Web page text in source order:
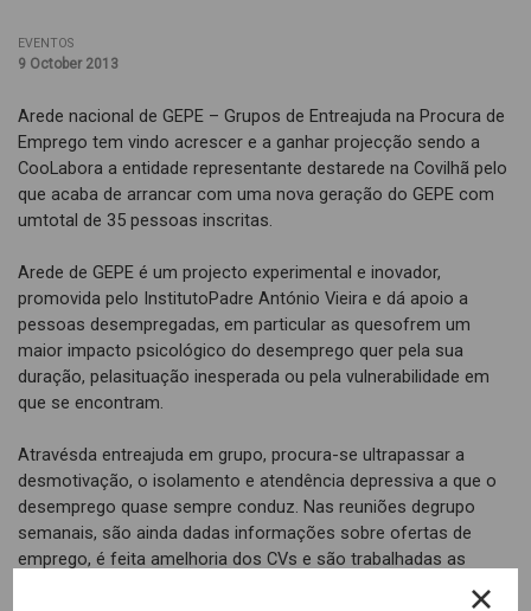
EVENTOS
9 October 2013
Arede nacional de GEPE – Grupos de Entreajuda na Procura de
Emprego tem vindo acrescer e a ganhar projecção sendo a
CooLabora a entidade representante destarede na Covilhã pelo
que acaba de arrancar com uma nova geração do GEPE com
umtotal de 35 pessoas inscritas.
Arede de GEPE é um projecto experimental e inovador,
promovida pelo InstitutoPadre António Vieira e dá apoio a
pessoas desempregadas, em particular as quesofrem um
maior impacto psicológico do desemprego quer pela sua
duração, pelasituação inesperada ou pela vulnerabilidade em
que se encontram.
Atravésda entreajuda em grupo, procura-se ultrapassar a
desmotivação, o isolamento e atendência depressiva a que o
desemprego quase sempre conduz. Nas reuniões degrupo
semanais, são ainda dadas informações sobre ofertas de
emprego, é feita amelhoria dos CVs e são trabalhadas as
competências para a procura de emprego;tarefas que cabem